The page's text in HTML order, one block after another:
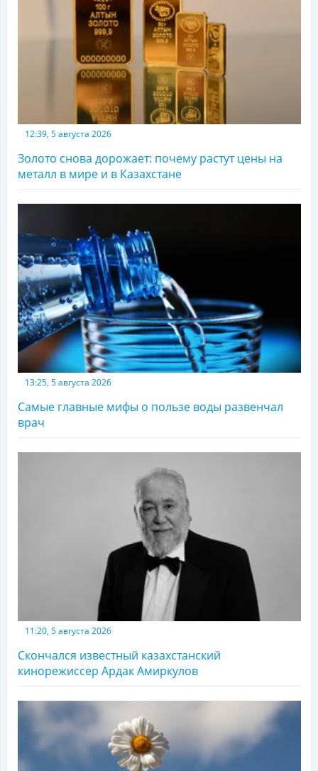
12:39, 5 августа 2026
Золото снова дорожает: почему растут цены на
металл в мире и в Казахстане
13:25, 5 августа 2026
Самые главные мифы о пользе воды развенчал
врач
11:20, 5 августа 2026
Скончался известный казахстанский
кинорежиссер Ардак Амиркулов